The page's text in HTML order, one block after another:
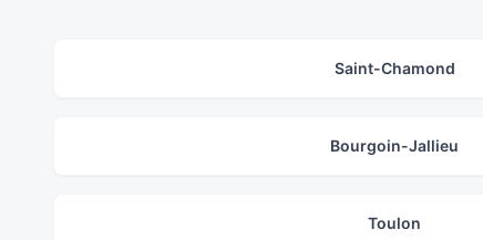
Saint-Chamond
Bourgoin-Jallieu
Toulon